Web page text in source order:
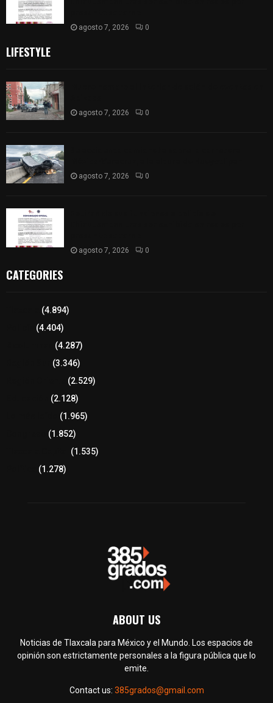
agosto 7, 2026 0
LIFESTYLE
agosto 7, 2026 0
agosto 7, 2026 0
agosto 7, 2026 0
CATEGORIES
(4.894)
(4.404)
(4.287)
(3.346)
(2.529)
(2.128)
(1.965)
(1.852)
(1.535)
(1.278)
ABOUT US
Noticias de Tlaxcala para México y el Mundo. Los espacios de
opinión son estrictamente personales a la figura pública que lo
emite.
Contact us: 385grados@gmail.com